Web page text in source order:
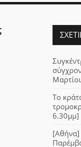
Το
6.30μμ]
[Αθήνα]